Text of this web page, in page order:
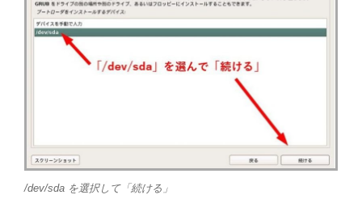
/dev/sda を選択して「続ける」